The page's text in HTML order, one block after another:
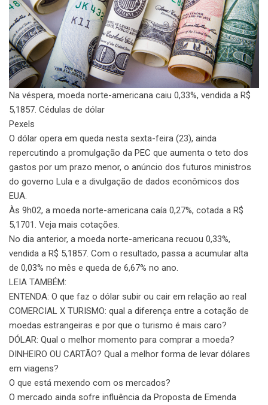
Na véspera, moeda norte-americana caiu 0,33%, vendida a R$
5,1857. Cédulas de dólar
Pexels
O dólar opera em queda nesta sexta-feira (23), ainda
repercutindo a promulgação da PEC que aumenta o teto dos
gastos por um prazo menor, o anúncio dos futuros ministros
do governo Lula e a divulgação de dados econômicos dos
EUA.
Às 9h02, a moeda norte-americana caía 0,27%, cotada a R$
5,1701. Veja mais cotações.
No dia anterior, a moeda norte-americana recuou 0,33%,
vendida a R$ 5,1857. Com o resultado, passa a acumular alta
de 0,03% no mês e queda de 6,67% no ano.
LEIA TAMBÉM:
ENTENDA: O que faz o dólar subir ou cair em relação ao real
COMERCIAL X TURISMO: qual a diferença entre a cotação de
moedas estrangeiras e por que o turismo é mais caro?
DÓLAR: Qual o melhor momento para comprar a moeda?
DINHEIRO OU CARTÃO? Qual a melhor forma de levar dólares
em viagens?
O que está mexendo com os mercados?
O mercado ainda sofre influência da Proposta de Emenda